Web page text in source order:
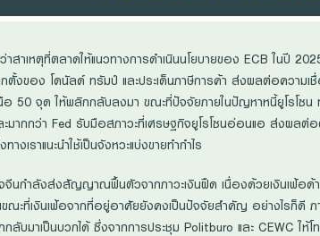
สาเหตุที่ตลาดให้แนวทางการดำเนินนโยบายของ ECB ในปี
กตั้งของ โดนัลด์ ทรัมป์ และประเด็นภาษีการค้า ส่งผลต่อความ
อ 50 จุด ให้พลิกกลับลงมา ขณะที่ปัจจัยภายในปัญหาหนี้ยูโรโซน
ะมากกว่า Fed รับมือสภาวะที่เศรษฐกิจยูโรโซนอ่อนแอ ส่งผล
งเราแนะนำใช้เป็นจังหวะแบ่งขายทำกำไร
จจีนกำลังส่งสัญญาณฟื้นตัวจากภาวะเงินฝืด เนื่องด้วยเงินเฟ้อ
ณะที่เงินเฟ้อจากที่อยู่อาศัยยังคงเป็นปัจจัยสำคัญ อย่างไรก็ดี
ลับมาเป็นบวกได้ ซึ่งจากการประชุม Politburo และ CEWC ให้